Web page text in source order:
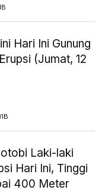
Hari Ini Gunung
(Jumat, 12
Laki-laki
Hari Ini, Tinggi
400 Meter